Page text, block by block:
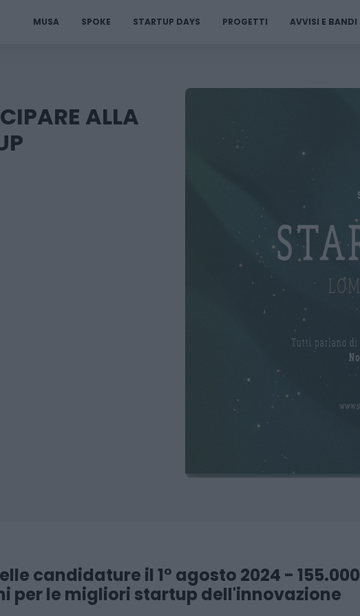
MUSA SPOKE STARTUP DAYS PROGETTI AVVISI E BANDI
ALLA
candidature il 1° agosto 2024 - 155.000
per le migliori startup dell'innovazione